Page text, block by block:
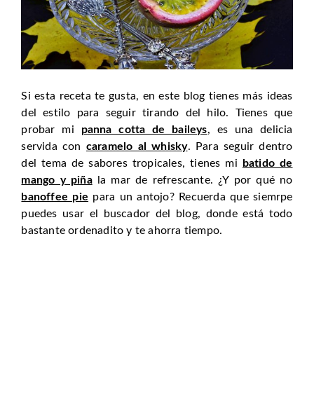
Si esta receta te gusta, en este blog tienes más ideas
del estilo para seguir tirando del hilo. Tienes que
probar mi panna cotta de baileys, es una delicia
servida con caramelo al whisky. Para seguir dentro
del tema de sabores tropicales, tienes mi
batido de
mango y piñala mar de refrescante. ¿Y por qué no
banoffee pie para un antojo? Recuerda que siemrpe
puedes usar el buscador del blog, donde está todo
bastante ordenadito y te ahorra tiempo.